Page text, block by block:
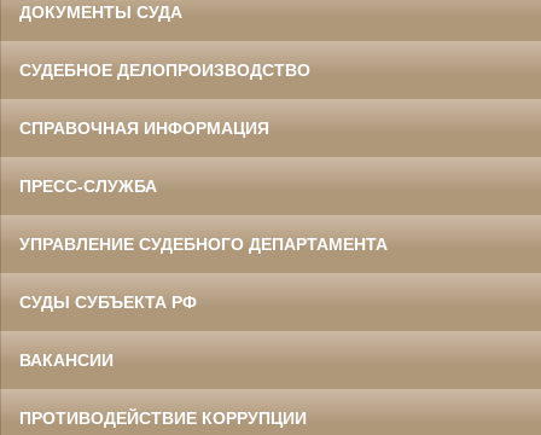
ДОКУМЕНТЫ СУДА
СУДЕБНОЕ ДЕЛОПРОИЗВОДСТВО
СПРАВОЧНАЯ ИНФОРМАЦИЯ
ПРЕСС-СЛУЖБА
УПРАВЛЕНИЕ СУДЕБНОГО ДЕПАРТАМЕНТА
СУДЫ СУБЪЕКТА РФ
ВАКАНСИИ
ПРОТИВОДЕЙСТВИЕ КОРРУПЦИИ